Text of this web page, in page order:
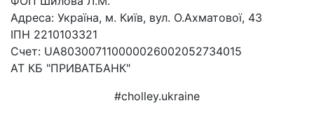
Адреса: Україна, м. Київ, вул. О.Ахматової, 43
ІПН 2210103321
Счет: UA803007110000026002052734015
АТ КБ "ПРИВАТБАНК"
#cholley.ukraine